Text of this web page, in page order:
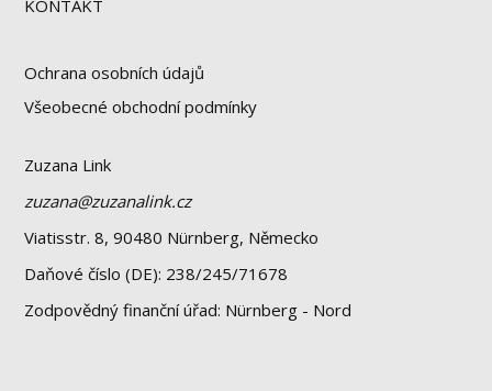
KONTAKT
Ochrana osobních údajů
Všeobecné obchodní podmínky
Zuzana Link
zuzana@zuzanalink.cz
Viatisstr. 8, 90480 Nürnberg, Německo
Daňové číslo (DE): 238/245/71678
Zodpovědný finanční úřad: Nürnberg - Nord